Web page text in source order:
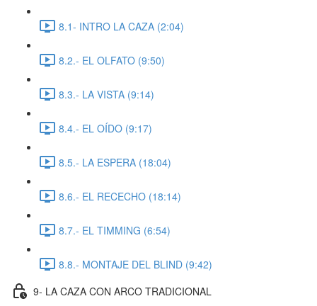
8.1- INTRO LA CAZA (2:04)
8.2.- EL OLFATO (9:50)
8.3.- LA VISTA (9:14)
8.4.- EL OÍDO (9:17)
8.5.- LA ESPERA (18:04)
8.6.- EL RECECHO (18:14)
8.7.- EL TIMMING (6:54)
8.8.- MONTAJE DEL BLIND (9:42)
9- LA CAZA CON ARCO TRADICIONAL